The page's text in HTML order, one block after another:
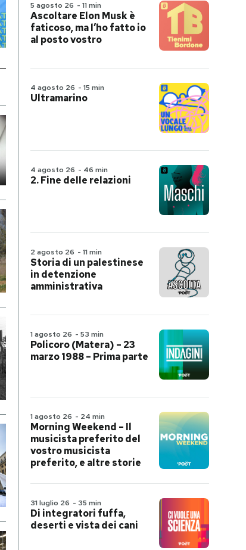
5 agosto 26 - 11 min
Ascoltare Elon Musk è
faticoso, ma l’ho fatto io
al posto vostro
4 agosto 26 - 15 min
Ultramarino
4 agosto 26 - 46 min
2. Fine delle relazioni
2 agosto 26 - 11 min
Storia di un palestinese
in detenzione
amministrativa
1 agosto 26 - 53 min
Policoro (Matera) – 23
marzo 1988 – Prima parte
1 agosto 26 - 24 min
Morning Weekend – Il
musicista preferito del
vostro musicista
preferito, e altre storie
31 luglio 26 - 35 min
Di integratori fuffa,
deserti e vista dei cani